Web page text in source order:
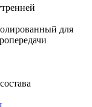
для